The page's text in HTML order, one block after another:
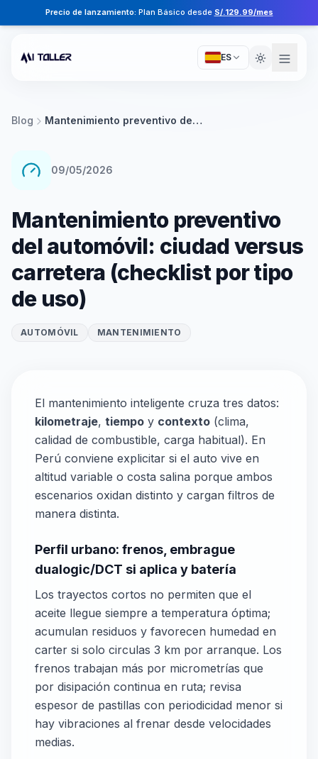
Precio de lanzamiento: Plan Básico desde S/.129.99/mes
ES
Blog Mantenimiento preventivo del automóvil: ciudad versus carretera (checklist por tipo de uso)
09/05/2026
Mantenimiento preventivo
del automóvil: ciudad versus
carretera (checklist por tipo
de uso)
AUTOMÓVIL MANTENIMIENTO
El mantenimiento inteligente cruza tres datos:
kilometraje, tiempo y contexto (clima,
calidad de combustible, carga habitual). En
Perú conviene explicitar si el auto vive en
altitud variable o costa salina porque ambos
escenarios oxidan distinto y cargan filtros de
manera distinta.
Perfil urbano: frenos, embrague
dualogic/DCT si aplica y batería
Los trayectos cortos no permiten que el
aceite llegue siempre a temperatura óptima;
acumulan residuos y favorecen humedad en
carter si solo circulas 3 km por arranque. Los
frenos trabajan más por micrometrías que
por disipación continua en ruta; revisa
espesor de pastillas con periodicidad menor si
hay vibraciones al frenar desde velocidades
medias.